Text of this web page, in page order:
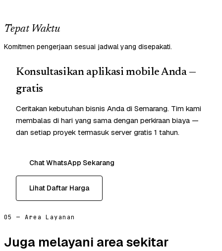
Tepat Waktu
Komitmen pengerjaan sesuai jadwal yang disepakati.
Konsultasikan aplikasi mobile Anda —
gratis
Ceritakan kebutuhan bisnis Anda di Semarang. Tim kami
membalas di hari yang sama dengan perkiraan biaya —
dan setiap proyek termasuk server gratis 1 tahun.
Chat WhatsApp Sekarang
Lihat Daftar Harga
05 — Area Layanan
Juga melayani area sekitar